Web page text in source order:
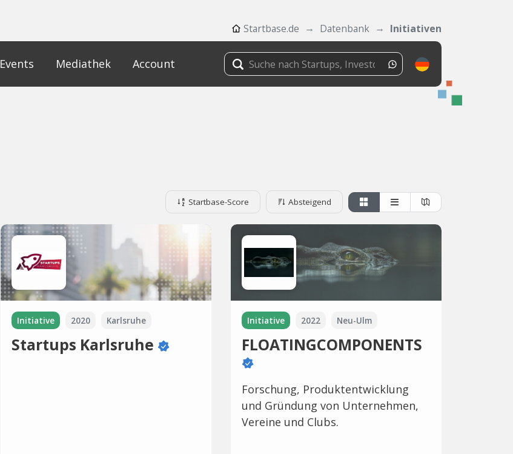
Startbase.de Datenbank Initiativen
Events Mediathek Account
Startbase-Score Absteigend
Initiative 2020 Karlsruhe
Startups Karlsruhe
Initiative 2022 Neu-Ulm
FLOATINGCOMPONENTS
Forschung, Produktentwicklung
und Gründung von Unternehmen,
Vereine und Clubs.